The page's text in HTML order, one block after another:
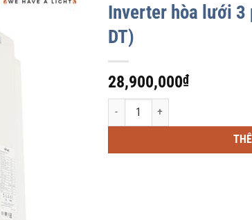
Inverter hòa lưới 3
DT)
28,900,000₫
Inverter hòa lưới 3 pha RENAC